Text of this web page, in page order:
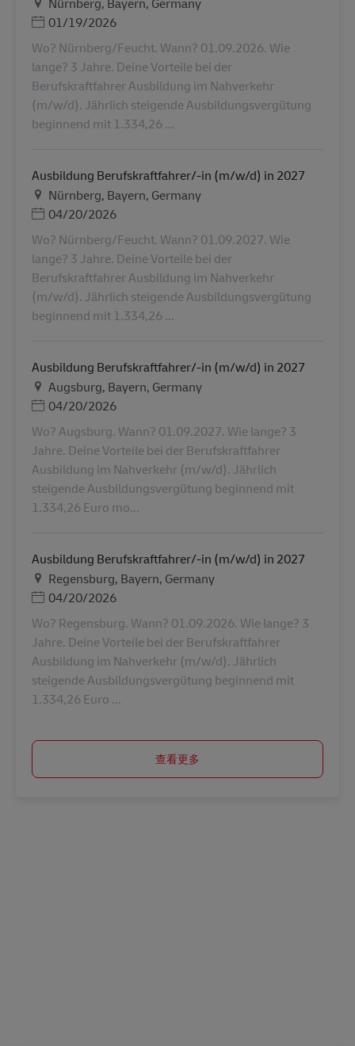
Posted Date
01/19/2026
Wo? Nürnberg/Feucht. Wann? 01.09.2026. Wie
lange? 3 Jahre. Deine Vorteile bei der
Berufskraftfahrer Ausbildung im Nahverkehr
(m/w/d). Jährlich steigende Ausbildungsvergütung
beginnend mit 1.334,26 ...
Ausbildung Berufskraftfahrer/-in (m/w/d) in 2027
地点Nürnberg, Bayern, Germany
Posted Date
04/20/2026
Wo? Nürnberg/Feucht. Wann? 01.09.2027. Wie
lange? 3 Jahre. Deine Vorteile bei der
Berufskraftfahrer Ausbildung im Nahverkehr
(m/w/d). Jährlich steigende Ausbildungsvergütung
beginnend mit 1.334,26 ...
Ausbildung Berufskraftfahrer/-in (m/w/d) in 2027
地点Augsburg, Bayern, Germany
Posted Date
04/20/2026
Wo? Augsburg. Wann? 01.09.2027. Wie lange? 3
Jahre. Deine Vorteile bei der Berufskraftfahrer
Ausbildung im Nahverkehr (m/w/d). Jährlich
steigende Ausbildungsvergütung beginnend mit
1.334,26 Euro mo...
Ausbildung Berufskraftfahrer/-in (m/w/d) in 2027
地点Regensburg, Bayern, Germany
Posted Date
04/20/2026
Wo? Regensburg. Wann? 01.09.2026. Wie lange? 3
Jahre. Deine Vorteile bei der Berufskraftfahrer
Ausbildung im Nahverkehr (m/w/d). Jährlich
steigende Ausbildungsvergütung beginnend mit
1.334,26 Euro ...
查看更多